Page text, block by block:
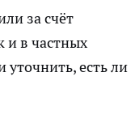
за счёт
и в частных
есть ли